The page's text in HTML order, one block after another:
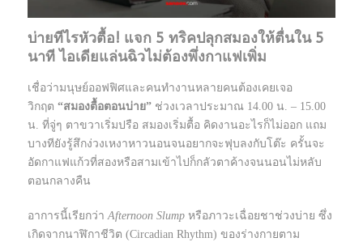
บ่ายทีไรหัวตื้อ! แจก 5 ทริคปลุกสมองให้ตื่นใน 5
นาที ไอเดียแล่นฉิวไม่ต้องพึ่งกาแฟเพิ่ม
เชื่อว่ามนุษย์ออฟฟิศและคนทำงานหลายคนต้องเคยเจอ
วิกฤต “สมองตื้อตอนบ่าย” ช่วงเวลาประมาณ 14.00 น. – 15.00
น. ที่จู่ๆ ตาขวาเริ่มปรือ สมองเริ่มตื้อ คิดงานอะไรก็ไม่ออก แถม
บางทียังรู้สึกง่วงเหงาหาวนอนจนอยากจะฟุบลงกับโต๊ะ ครั้นจะ
อัดกาแฟแก้วที่สองหรือสามเข้าไปก็กลัวตาค้างจนนอนไม่หลับ
ตอนกลางคืน
อาการนี้เรียกว่าAfternoon Slump หรือภาวะเฉื่อยชาช่วงบ่าย ซึ่ง
เกิดจากนาฬิกาชีวิต (Circadian Rhythm) ของร่างกายตาม